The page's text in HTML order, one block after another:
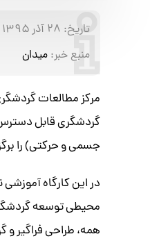
تاریخ: ۲۸ آذر ۱۳۹۵
منبع خبر: میدان
مرکز مطالعات
گردشگری قابل دسترس
جسمی و حرکتی) را
در این کارگاه
محیطی توسعه
همه، طراحی فراگیر